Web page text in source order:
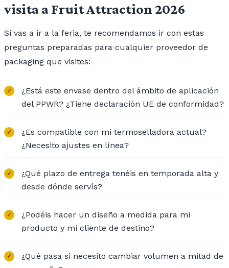
visita a Fruit Attraction 2026
Si vas a ir a la feria, te recomendamos ir con estas
preguntas preparadas para cualquier proveedor de
packaging que visites:
¿Está este envase dentro del ámbito de aplicación
del PPWR? ¿Tiene declaración UE de conformidad?
¿Es compatible con mi termoselladora actual?
¿Necesito ajustes en línea?
¿Qué plazo de entrega tenéis en temporada alta y
desde dónde servís?
¿Podéis hacer un diseño a medida para mi
producto y mi cliente de destino?
¿Qué pasa si necesito cambiar volumen a mitad de